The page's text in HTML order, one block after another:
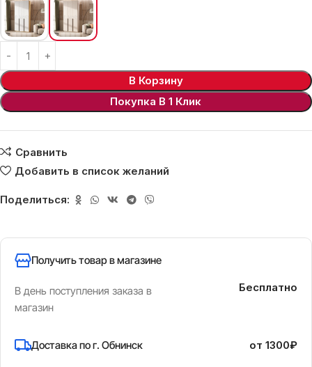
В Корзину
Покупка В 1 Клик
Сравнить
Добавить в список желаний
Поделиться:
Получить товар в магазине
В день поступления заказа в
магазин
Бесплатно
Доставка по г. Обнинск от 1300₽